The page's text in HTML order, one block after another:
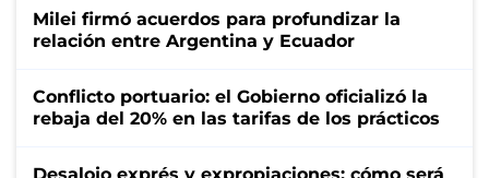
Milei firmó acuerdos para profundizar la
relación entre Argentina y Ecuador
Conflicto portuario: el Gobierno oficializó la
rebaja del 20% en las tarifas de los prácticos